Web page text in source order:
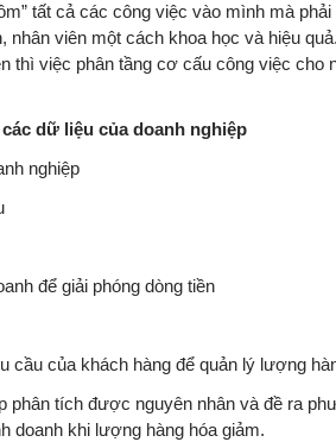
tất cả các công việc vào mình mà
nhân viên một cách khoa học và hiệu
thì việc phân tầng cơ cấu công việc cho
dữ liệu của doanh nghiệp
nghiệp
để giải phóng dòng tiền
của khách hàng để quản lý lượng
tích được nguyên nhân và đề ra
doanh khi lượng hàng hóa giảm.